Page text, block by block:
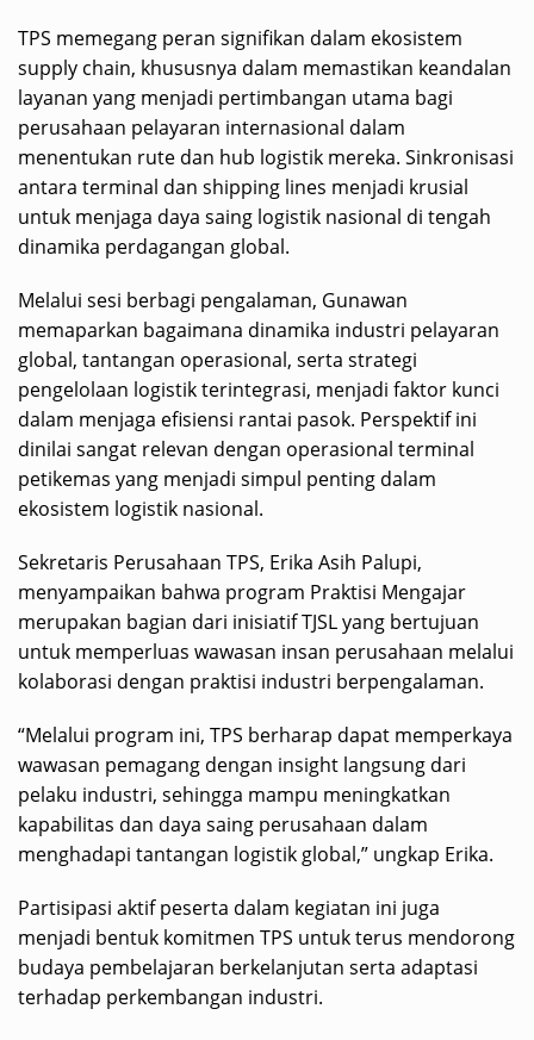
TPS memegang peran signifikan dalam ekosistem
supply chain, khususnya dalam memastikan keandalan
layanan yang menjadi pertimbangan utama bagi
perusahaan pelayaran internasional dalam
menentukan rute dan hub logistik mereka. Sinkronisasi
antara terminal dan shipping lines menjadi krusial
untuk menjaga daya saing logistik nasional di tengah
dinamika perdagangan global.
Melalui sesi berbagi pengalaman, Gunawan
memaparkan bagaimana dinamika industri pelayaran
global, tantangan operasional, serta strategi
pengelolaan logistik terintegrasi, menjadi faktor kunci
dalam menjaga efisiensi rantai pasok. Perspektif ini
dinilai sangat relevan dengan operasional terminal
petikemas yang menjadi simpul penting dalam
ekosistem logistik nasional.
Sekretaris Perusahaan TPS, Erika Asih Palupi,
menyampaikan bahwa program Praktisi Mengajar
merupakan bagian dari inisiatif TJSL yang bertujuan
untuk memperluas wawasan insan perusahaan melalui
kolaborasi dengan praktisi industri berpengalaman.
“Melalui program ini, TPS berharap dapat memperkaya
wawasan pemagang dengan insight langsung dari
pelaku industri, sehingga mampu meningkatkan
kapabilitas dan daya saing perusahaan dalam
menghadapi tantangan logistik global,” ungkap Erika.
Partisipasi aktif peserta dalam kegiatan ini juga
menjadi bentuk komitmen TPS untuk terus mendorong
budaya pembelajaran berkelanjutan serta adaptasi
terhadap perkembangan industri.